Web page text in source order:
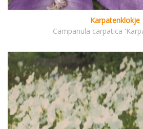
Karpatenklokje
Campanula carpatica